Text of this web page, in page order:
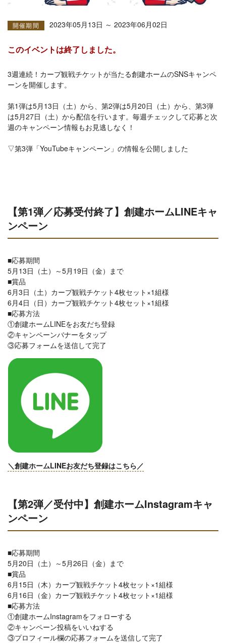
開催期間 2023年05月13日 ～ 2023年06月02日
このイベントは終了しました。
3週連続！カープ観戦チケットが当たる創建ホームのSNSキャンペ
ーンを開催します。
第1弾は5月13日（土）から、第2弾は5月20日（土）から、第3弾
は5月27日（土）から配信を行います。毎週チェックして応募と次
週のキャンペーン情報もお見逃しなく！
▽第3弾「YouTubeキャンペーン」の情報を公開しました
【第1弾／応募受付終了】創建ホームLINEキャ
ンペーン
■応募期間
5月13日（土）～5月19日（金）まで
■賞品
6月3日（土） カープ観戦チケット4枚セット×1組様
6月4日（日） カープ観戦チケット4枚セット ×1組様
■応募方法
①創建ホームLINEをお友だち登録
②キャンペーンバナーをタップ
③応募フォームを送信して完了
＼創建ホームLINEお友だち登録はこちら／
【第2弾／受付中】創建ホームInstagramキャ
ンペーン
■応募期間
5月20日（土）～5月26日（金）まで
■賞品
6月15日（木） カープ観戦チケット4枚セット×1組様
6月16日（金） カープ観戦チケット4枚セット ×1組様
■応募方法
①創建ホームInstagramをフォローする
②キャンペーン投稿をいいねする
③プロフィール欄の応募フォームを送信して完了